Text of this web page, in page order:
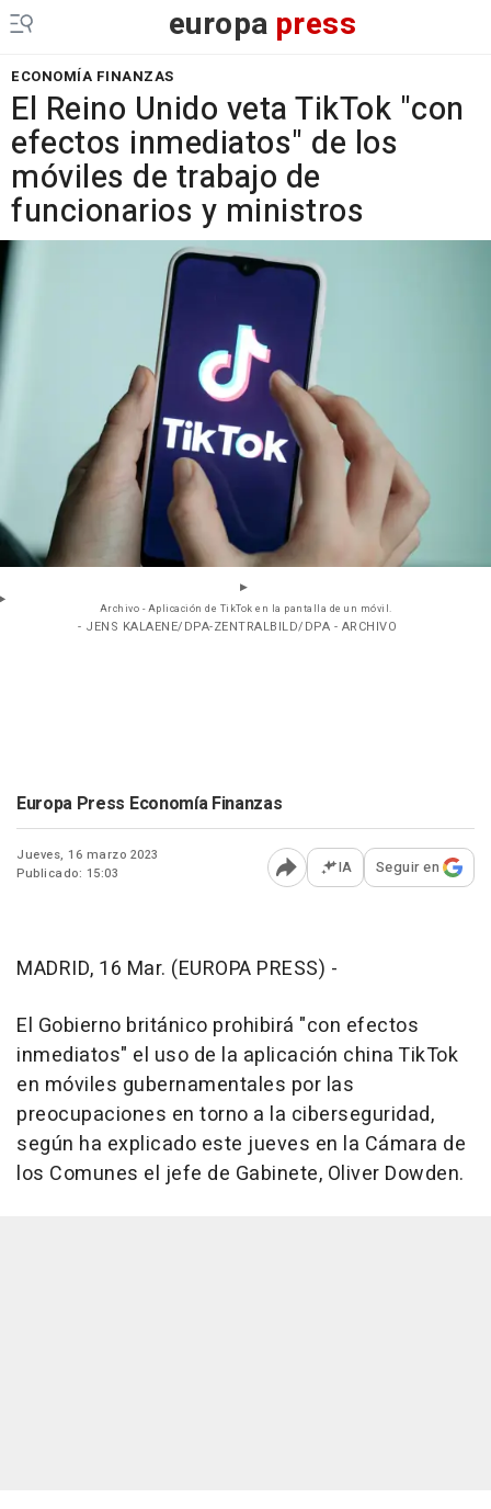
europa press
ECONOMÍA FINANZAS
El Reino Unido veta TikTok "con
efectos inmediatos" de los
móviles de trabajo de
funcionarios y ministros
Archivo - Aplicación de TikTok en la pantalla de un móvil.
- JENS KALAENE/DPA-ZENTRALBILD/DPA - ARCHIVO
Europa Press Economía Finanzas
Jueves, 16 marzo 2023
Publicado: 15:03
Abrir opciones para
IA Seguir en
MADRID, 16 Mar. (EUROPA PRESS) -
El Gobierno británico prohibirá "con efectos
inmediatos" el uso de la aplicación china TikTok
en móviles gubernamentales por las
preocupaciones en torno a la ciberseguridad,
según ha explicado este jueves en la Cámara de
los Comunes el jefe de Gabinete, Oliver Dowden.